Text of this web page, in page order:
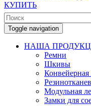
КУПИТЬ
Toggle navigation
НАША
Ремни
Шкивы
Конвейерная
Модульная
Замки для